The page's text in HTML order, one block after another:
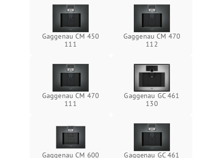
Gaggenau CM 450
111
Gaggenau CM 470
112
Gaggenau CM 470
111
Gaggenau GC 461
130
Gaggenau CM 600
Gaggenau GC 461